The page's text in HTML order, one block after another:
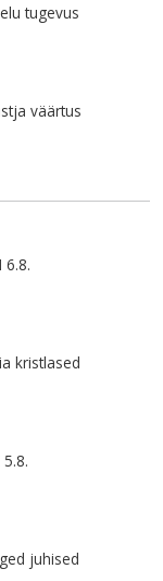
tugevus
väärtus
6.8.
kristlased
5.8.
juhised